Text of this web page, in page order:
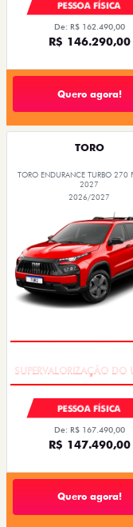
PESSOA FÍSICA
De: R$ 162.490,00
R$ 146.290,00
Quero agora!
TORO
TORO ENDURANCE TURBO 270
2027
2026/2027
PESSOA FÍSICA
De: R$ 167.490,00
R$ 147.490,00
Quero agora!